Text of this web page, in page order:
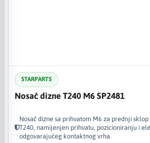
STARPARTS
Nosač dizne T240 M6 SP2481
Nosač dizne sa prihvatom M6 za prednji
T240, namijenjen prihvatu, pozicioniranju i
odgovarajućeg kontaktnog vrha.